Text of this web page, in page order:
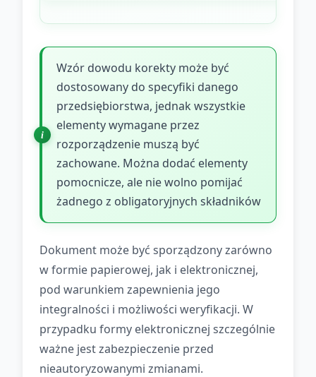
Wzór dowodu korekty może być
dostosowany do specyfiki danego
przedsiębiorstwa, jednak wszystkie
elementy wymagane przez
rozporządzenie muszą być
zachowane. Można dodać elementy
pomocnicze, ale nie wolno pomijać
żadnego z obligatoryjnych składników
Dokument może być sporządzony zarówno
w formie papierowej, jak i elektronicznej,
pod warunkiem zapewnienia jego
integralności i możliwości weryfikacji. W
przypadku formy elektronicznej szczególnie
ważne jest zabezpieczenie przed
nieautoryzowanymi zmianami.